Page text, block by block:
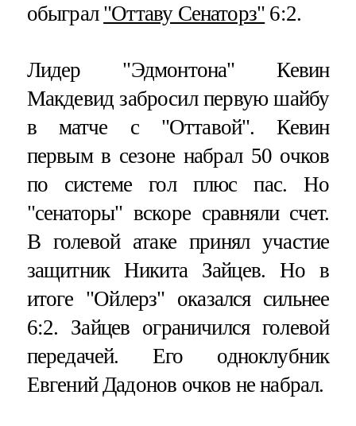
обыграл "Оттаву Сенаторз" 6:2.
Лидер "Эдмонтона" Кевин
Макдевид забросил первую шайбу
в матче с "Оттавой". Кевин
первым в сезоне набрал 50 очков
по системе гол плюс пас. Но
"сенаторы" вскоре сравняли счет.
В голевой атаке принял участие
защитник Никита Зайцев. Но в
итоге "Ойлерз" оказался сильнее
6:2. Зайцев ограничился голевой
передачей. Его одноклубник
Евгений Дадонов очков не набрал.